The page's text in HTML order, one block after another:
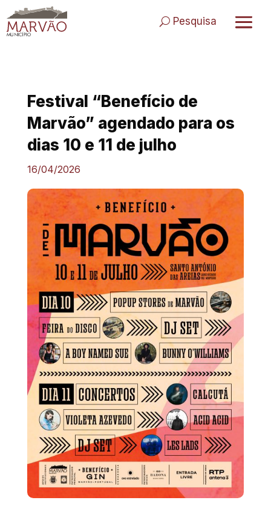
to
content
Pesquisa
Festival “Benefício de
Marvão” agendado para os
dias 10 e 11 de julho
16/04/2026